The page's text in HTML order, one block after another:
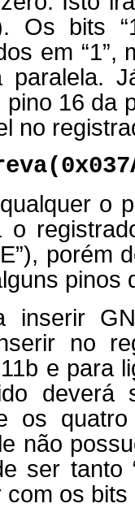
Os bits
em
paralela.
16 da
no
o
porém
pinos
inserir
no
e para
deverá
os
não
ser tanto
os bits